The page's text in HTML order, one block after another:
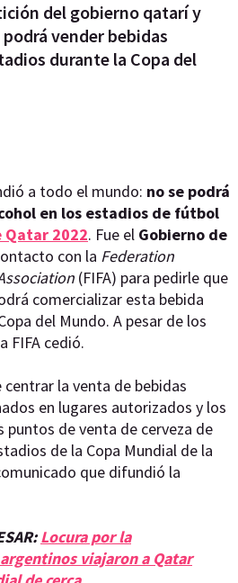
del gobierno qatarí y
vender bebidas
durante la Copa del
a todo el mundo: no se podrá
en los estadios de fútbol
Qatar 2022. Fue el Gobierno de
con la Federation
(FIFA) para pedirle que
comercializar esta bebida
del Mundo. A pesar de los
FIFA cedió.
la venta de bebidas
en lugares autorizados y los
puntos de venta de cerveza de
de la Copa Mundial de la
que difundió la
Locura por la
viajaron a Qatar